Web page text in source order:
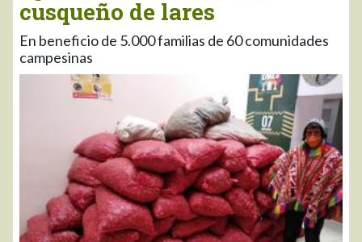
cusqueño de lares
En beneficio de 5.000 familias de 60 comunidades
campesinas